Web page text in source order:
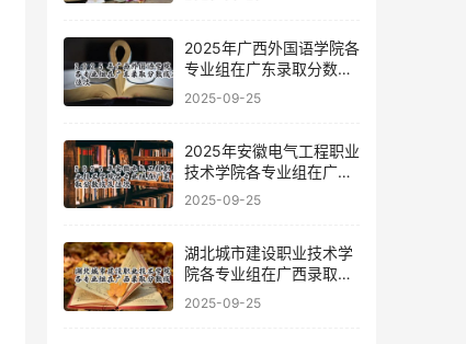
2025年广西外国语学院各
专业组在广东录取分数线
及位次
2025-09-25
2025年安徽电气工程职业
技术学院各专业组在广东
录取分数线及位次
2025-09-25
湖北城市建设职业技术学
院各专业组在广西录取分
数线
2025-09-25